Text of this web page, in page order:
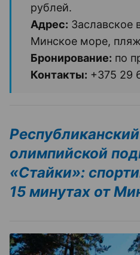
рублей.
Адрес: Заславское
Минское море,
Бронирование: по
Контакты: +375 29
олимпийской
«Стайки»:
15 минутах от